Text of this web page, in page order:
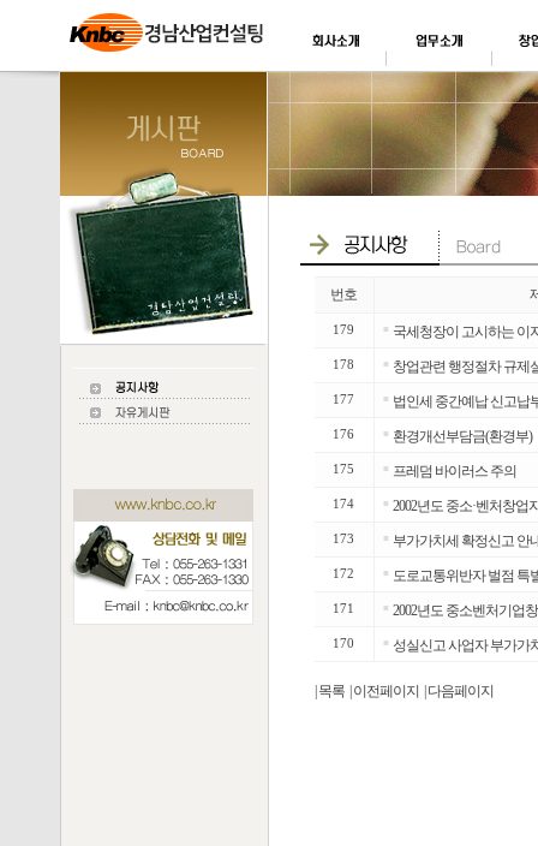
번호
179 ■ 국세청장이 고시하는 이
178 ■ 창업관련 행정절차 규제
177 ■ 법인세 중간예납 신고납
176 ■ 환경개선부담금(환경부)
175 ■ 프레덤 바이러스 주의
174 ■ 2002년도 중소·벤처창업
173 ■ 부가가치세 확정신고 안
172 ■ 도로교통위반자 벌점 특
171 ■ 2002년도 중소벤처기업
170 ■ 성실신고 사업자 부가가
| 목록 | 이전페이지 | 다음페이지